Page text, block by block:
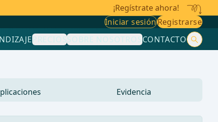
¡Regístrate ahora!
Iniciar sesiónRegistrarse
PRECIOSSOBRE NOSOTROSCONTACTO
Evidencia